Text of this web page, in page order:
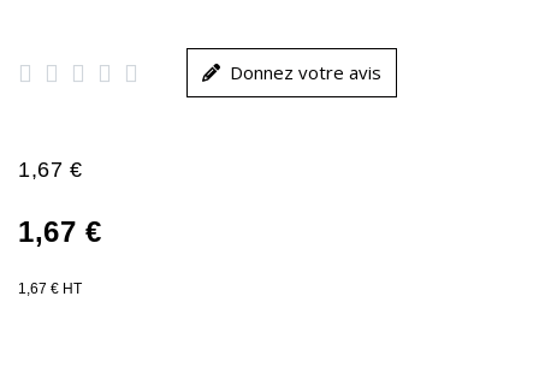
     Donnez votre avis
1,67 €
1,67 €
1,67 € HT